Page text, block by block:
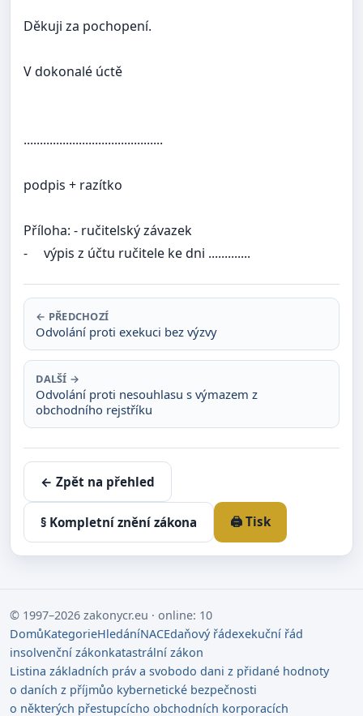
Děkuji za pochopení.
V dokonalé úctě
...........................................
podpis + razítko
Příloha: - ručitelský závazek
- výpis z účtu ručitele ke dni .............
← PŘEDCHOZÍ
Odvolání proti exekuci bez výzvy
DALŠÍ →
Odvolání proti nesouhlasu s výmazem z
obchodního rejstříku
← Zpět na přehled
§ Kompletní znění zákona 🖨️ Tisk
© 1997–2026 zakonycr.eu · online: 10
DomůKategorieHledáníNACEdaňový řádexekuční řád
insolvenční zákonkatastrální zákon
Listina základních práv a svobodo dani z přidané hodnoty
o daních z příjmůo kybernetické bezpečnosti
o některých přestupcícho obchodních korporacích